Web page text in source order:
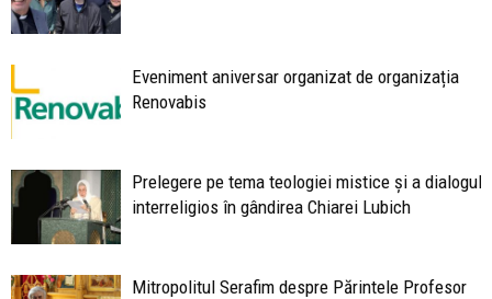
Eveniment aniversar organizat de organizația
Renovabis
Prelegere pe tema teologiei mistice și a
interreligios în gândirea Chiarei Lubich
Mitropolitul Serafim despre Părintele Profesor